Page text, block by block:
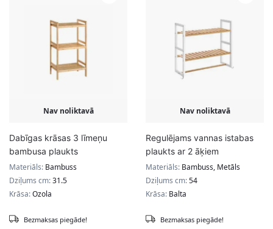
Nav noliktavā
Dabīgas krāsas 3 līmeņu
bambusa plaukts
Materiāls: Bambuss
Dziļums cm:31.5
Krāsa:Ozola
Bezmaksas piegāde!
Nav noliktavā
Regulējams vannas istabas
plaukts ar 2 āķiem
Materiāls: Bambuss, Metāls
Dziļums cm:54
Krāsa: Balta
Bezmaksas piegāde!